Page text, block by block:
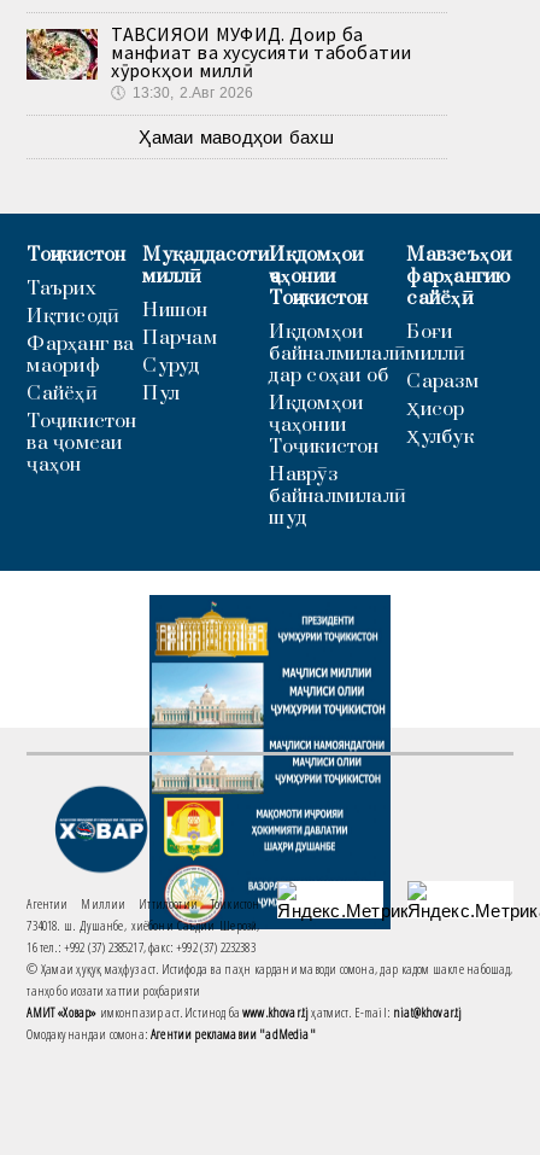
ТАВСИЯҲОИ МУФИД. Доир ба
манфиат ва хусусияти табобатии
хӯрокҳои миллӣ
🕔 13:30, 2.Авг 2026
Ҳамаи маводҳои бахш
Тоҷикистон
Таърих
Иқтисодӣ
Фарҳанг ва
маориф
Сайёҳӣ
Тоҷикистон
ва ҷомеаи
ҷаҳон
Муқаддасоти
миллӣ
Нишон
Парчам
Суруд
Пул
Иқдомҳои
ҷаҳонии
Тоҷикистон
Иқдомҳои
байналмилалӣ
дар соҳаи об
Иқдомҳои
ҷаҳонии
Тоҷикистон
Наврӯз
байналмилалӣ
шуд
Мавзеъҳои
фарҳангию
сайёҳӣ
Боғи
миллӣ
Саразм
Ҳисор
Ҳулбук
Агентии Миллии Иттилоотии Тоҷикистон
734018. ш. Душанбе, хиёбони Саъдии Шерозӣ,
16 тел.: +992 (37) 2385217, факс: +992 (37) 2232383
© Ҳамаи ҳуқуқ маҳфуз аст. Истифода ва паҳн кардани маводи сомона, дар кадом шакле набошад,
танҳо бо иҷозати хаттии роҳбарияти
АМИТ «Ховар» имконпазир аст. Истинод баwww.khovar.tjҳатмист. E-mail: niat@khovar.tj
Омодакунандаи сомона:Агентии рекламавии "adMedia"